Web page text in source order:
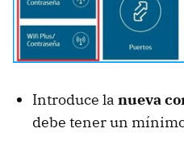
Introduce la nueva
debe tener un